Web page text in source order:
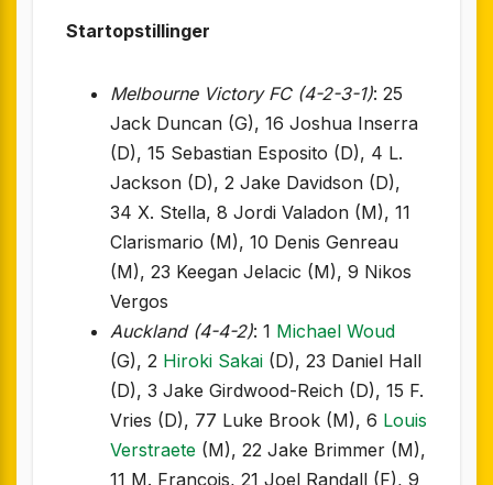
Startopstillinger
Melbourne Victory FC (4-2-3-1): 25
Jack Duncan (G), 16 Joshua Inserra
(D), 15 Sebastian Esposito (D), 4 L.
Jackson (D), 2 Jake Davidson (D),
34 X. Stella, 8 Jordi Valadon (M), 11
Clarismario (M), 10 Denis Genreau
(M), 23 Keegan Jelacic (M), 9 Nikos
Vergos
Auckland (4-4-2): 1 Michael Woud
(G), 2 Hiroki Sakai (D), 23 Daniel Hall
(D), 3 Jake Girdwood-Reich (D), 15 F.
Vries (D), 77 Luke Brook (M), 6 Louis
Verstraete (M), 22 Jake Brimmer (M),
11 M. François, 21 Joel Randall (F), 9